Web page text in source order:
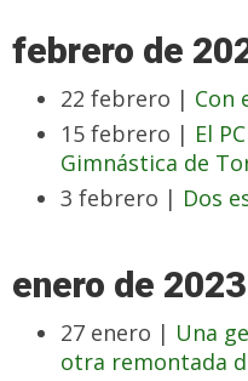
febrero de
22 febrero | Con
15 febrero | El
Gimnástica de
3 febrero | Dos
enero de 2023
27 enero | Una
otra remontada